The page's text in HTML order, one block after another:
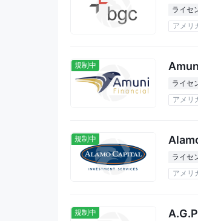
ライセ
アメリ
規制中
ライセ
アメリ
規制中
ライセ
アメリ
規制中 A.G.P